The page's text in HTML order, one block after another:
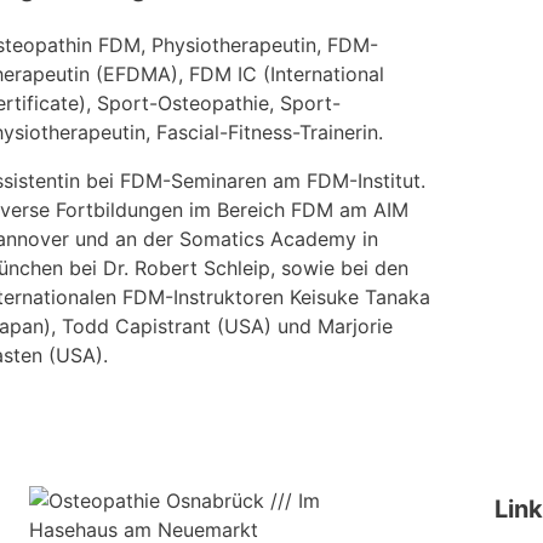
FDM, Physiotherapeutin, FDM-
(EFDMA), FDM IC (International
Sport-Osteopathie, Sport-
Fascial-Fitness-Trainerin.
bei FDM-Seminaren am FDM-Institut.
Fortbildungen im Bereich FDM am AIM
und an der Somatics Academy in
bei Dr. Robert Schleip, sowie bei den
FDM-Instruktoren Keisuke Tanaka
Todd Capistrant (USA) und Marjorie
(USA).